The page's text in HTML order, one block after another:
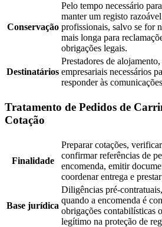
Conservação
Pelo tempo necessário
manter um registo
profissionais, salvo se for
mais longa para
obrigações legais.
Destinatários
Prestadores de
empresariais necessários
responder às
Tratamento de Pedidos de
Cotação
Finalidade
Preparar cotações,
confirmar referências de
encomenda, emitir
coordenar entrega e
Base jurídica
Diligências pré-
quando a encomenda é
obrigações contabilísticas
legítimo na proteção de